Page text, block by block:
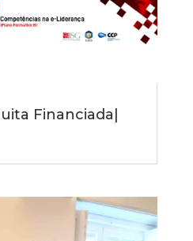
Financiada|